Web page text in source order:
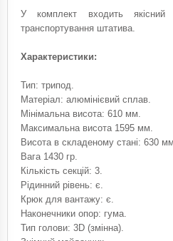
У комплект входить
транспортування штатива.
Характеристики:
Тип: трипод.
Матеріал: алюмінієвий сплав.
Мінімальна висота: 610 мм.
Максимальна висота 1595 мм.
Висота в складеному стані: 630 мм.
Вага 1430 гр.
Кількість секцій: 3.
Рідинний рівень: є.
Крюк для вантажу: є.
Наконечники опор: гума.
Тип голови: 3D (змінна).